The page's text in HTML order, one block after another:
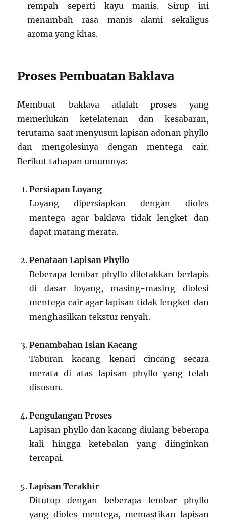
rempah seperti kayu manis. Sirup ini
menambah rasa manis alami sekaligus
aroma yang khas.
Proses Pembuatan Baklava
Membuat baklava adalah proses yang
memerlukan ketelatenan dan kesabaran,
terutama saat menyusun lapisan adonan phyllo
dan mengolesinya dengan mentega cair.
Berikut tahapan umumnya:
Persiapan Loyang
Loyang dipersiapkan dengan dioles
mentega agar baklava tidak lengket dan
dapat matang merata.
Penataan Lapisan Phyllo
Beberapa lembar phyllo diletakkan berlapis
di dasar loyang, masing-masing diolesi
mentega cair agar lapisan tidak lengket dan
menghasilkan tekstur renyah.
Penambahan Isian Kacang
Taburan kacang kenari cincang secara
merata di atas lapisan phyllo yang telah
disusun.
Pengulangan Proses
Lapisan phyllo dan kacang diulang beberapa
kali hingga ketebalan yang diinginkan
tercapai.
Lapisan Terakhir
Ditutup dengan beberapa lembar phyllo
yang dioles mentega, memastikan lapisan